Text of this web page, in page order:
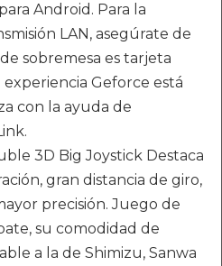
Android. Para la
LAN, asegúrate de
sobremesa es tarjeta
experiencia Geforce está
con la ayuda de
3D Big Joystick Destaca
gran distancia de giro,
precisión. Juego de
su comodidad de
a la de Shimizu, Sanwa